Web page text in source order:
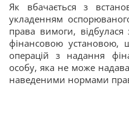
Як вбачається з
укладенням
права вимоги,
фінансовою установою,
операцій з надання
особу, яка не може
наведеними нормами